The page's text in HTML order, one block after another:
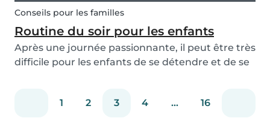
Conseils pour les familles
Routine du soir pour les enfants
Après une journée passionnante, il peut être très
difficile pour les enfants de se détendre et de se
arriver. Pour rendre ce processus un peu pl...
1 2 3 4 ... 16